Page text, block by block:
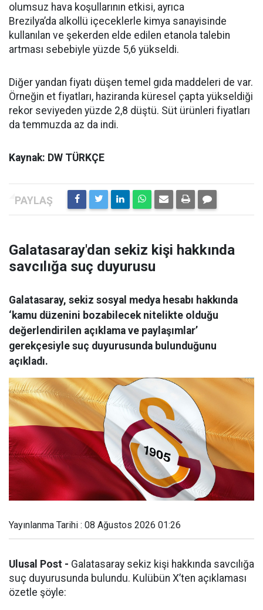
olumsuz hava koşullarının etkisi, ayrıca
Brezilya’da alkollü içeceklerle kimya sanayisinde
kullanılan ve şekerden elde edilen etanola talebin
artması sebebiyle yüzde 5,6 yükseldi.
Diğer yandan fiyatı düşen temel gıda maddeleri de var.
Örneğin et fiyatları, haziranda küresel çapta yükseldiği
rekor seviyeden yüzde 2,8 düştü. Süt ürünleri fiyatları
da temmuzda az da indi.
Kaynak: DW TÜRKÇE
Galatasaray'dan sekiz kişi hakkında
savcılığa suç duyurusu
Galatasaray, sekiz sosyal medya hesabı hakkında
‘kamu düzenini bozabilecek nitelikte olduğu
değerlendirilen açıklama ve paylaşımlar’
gerekçesiyle suç duyurusunda bulunduğunu
açıkladı.
Yayınlanma Tarihi : 08 Ağustos 2026 01:26
Ulusal Post - Galatasaray sekiz kişi hakkında savcılığa
suç duyurusunda bulundu. Kulübün X’ten açıklaması
özetle şöyle: